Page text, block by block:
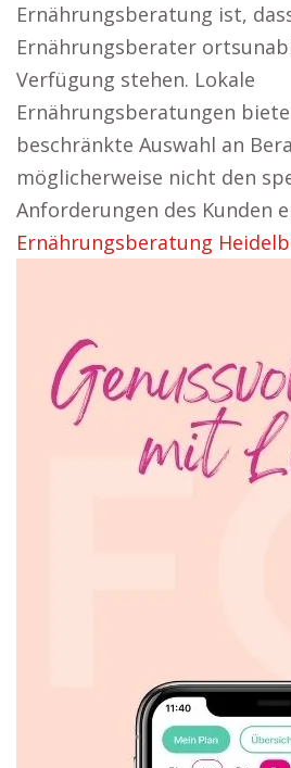
Ernährungsberatung ist,
Ernährungsberater
Verfügung stehen. Lokale
Ernährungsberatungen
beschränkte Auswahl an
möglicherweise nicht den
Anforderungen des Kunden
Ernährungsberatung